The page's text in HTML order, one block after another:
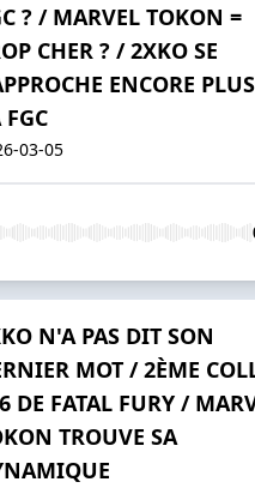
? / MARVEL TOKON =
CHER ? / 2XKO SE
ENCORE
FGC
03-05
N'A PAS DIT SON
MOT / 2ÈME
DE FATAL FURY /
TROUVE SA